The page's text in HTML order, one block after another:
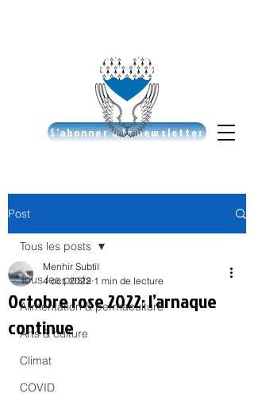
S'abonner à la newsletter
Post
Tous les posts
Alimentation & permaculture
Arts & culture
Climat
COVID
Tous les posts
Octobre rose 2022: l’arnaque
continue
Menhir Subtil
4 oct. 2022 1 min de lecture